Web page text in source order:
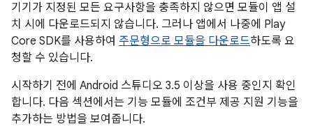
기기가 지정된 모든 요구사항을 충족하지 않으면 모듈이 앱 설
치 시에 다운로드되지 않습니다. 그러나 앱에서 나중에 Play
Core SDK를 사용하여 주문형으로 모듈을 다운로드하도록 요
청할 수 있습니다.
시작하기 전에 Android 스튜디오 3.5 이상을 사용 중인지 확인
합니다. 다음 섹션에서는 기능 모듈에 조건부 제공 지원 기능을
추가하는 방법을 보여줍니다.